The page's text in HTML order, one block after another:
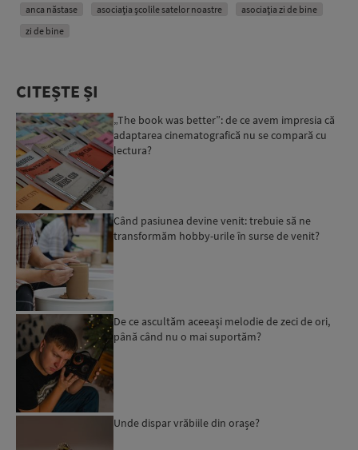
anca năstase asociația școlile satelor noastre
asociația zi de bine
zi de bine
CITEȘTE ȘI
„The book was better”: de ce avem impresia că
adaptarea cinematografică nu se compară cu
lectura?
Când pasiunea devine venit: trebuie să ne
transformăm hobby-urile în surse de venit?
De ce ascultăm aceeași melodie de zeci de ori,
până când nu o mai suportăm?
Unde dispar vrăbiile din orașe?